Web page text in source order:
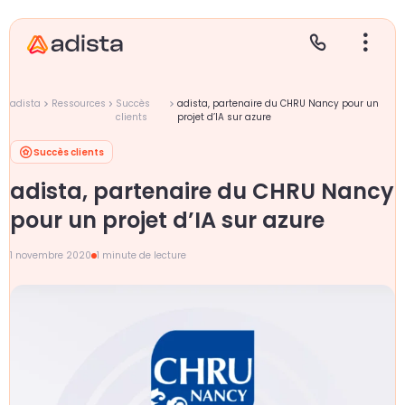
adista Ressources
Succès
clients
adista, partenaire du CHRU Nancy pour un
projet d’IA sur azure
Succès clients
adista, partenaire du CHRU Nancy
pour un projet d’IA sur azure
1 novembre 2020 1 minute de lecture